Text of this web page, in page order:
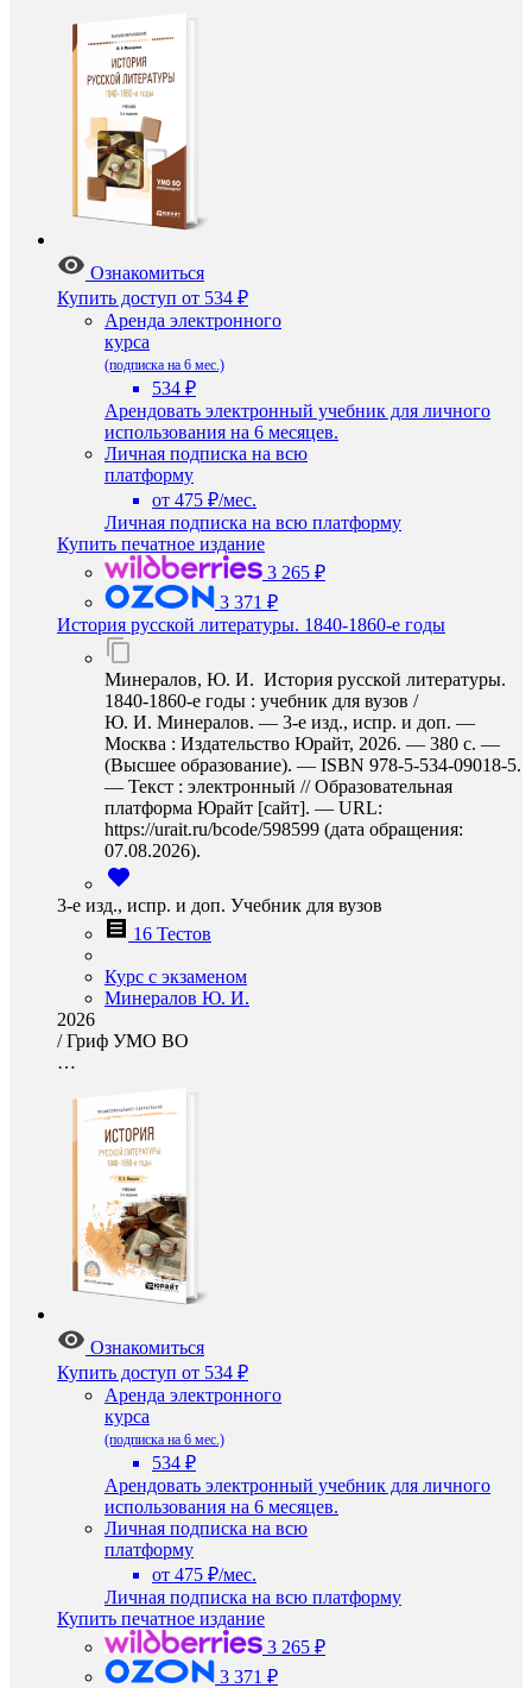
Ознакомиться
Купить доступ от 534 ₽
Аренда электронного
курса
(подписка на 6 мес.)
534 ₽
Арендовать электронный учебник для личного
использования на 6 месяцев.
Личная подписка на всю
платформу
от 475 ₽/мес.
Личная подписка на всю платформу
Купить печатное издание
3 265 ₽
3 371 ₽
История русской литературы. 1840-1860-е годы
Минералов, Ю. И. История русской литературы.
1840-1860-е годы : учебник для вузов /
Ю. И. Минералов. — 3-е изд., испр. и доп. —
Москва : Издательство Юрайт, 2026. — 380 с. —
(Высшее образование). — ISBN 978-5-534-09018-5.
— Текст : электронный // Образовательная
платформа Юрайт [сайт]. — URL:
https://urait.ru/bcode/598599 (дата обращения:
07.08.2026).
3-е изд., испр. и доп. Учебник для вузов
16 Тестов
Курс с экзаменом
Минералов Ю. И.
2026
/Гриф УМО ВО
…
Ознакомиться
Купить доступ от 534 ₽
Аренда электронного
курса
(подписка на 6 мес.)
534 ₽
Арендовать электронный учебник для личного
использования на 6 месяцев.
Личная подписка на всю
платформу
от 475 ₽/мес.
Личная подписка на всю платформу
Купить печатное издание
3 265 ₽
3 371 ₽